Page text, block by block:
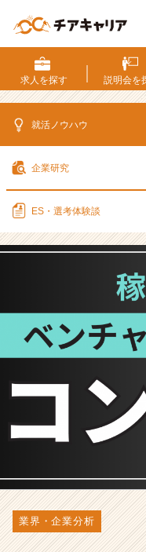
0
2
6
サ
新
卒
年
ン
キ
｜
高
狙
求人を探す 説明会を
就活ノウハウ
企業研究
ES・選考体験談
業界・企業分析